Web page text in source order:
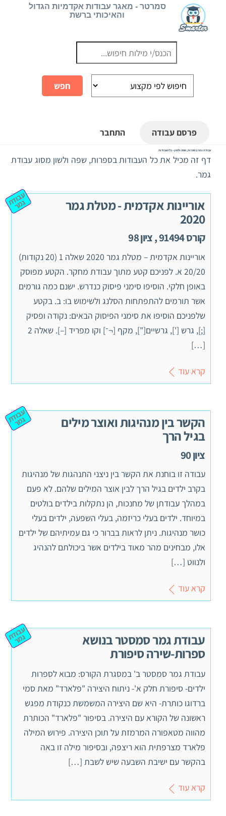
סמרטר - מאגר עבודות אקדמיות הגדול
והאיכותי ברשת
פרסם עבודה התחבר
עבודת גמר בספרות, שפה ולשון - כל העבודות
דף זה מכיל את כל העבודות בספרות, שפה ולשון מסוג עבודת
גמר.
אוריינות אקדמית - מטלת גמר
2020
קורס 91494 , ציון 98
ע
ב
וד
ת ג
מ
ר
אוריינות אקדמית – מטלת גמר 2020 שאלה 1 (20 נקודות)
20/20 א. לפניכם קטע מתוך עבודת מחקר. הקטע מפוסק
באופן חלקי. הוסיפו סימני פיסוק כנדרש. ישנם כמה גורמים
אשר תורמים להתפתחות הסלנג ולשימוש בו: ב. בקטע
שלפניכם הוסיפו את סימני הפיסוק הבאים: נקודה ופסיק
[;], גרש ['], גרשיים["], מקף [¬־] וקו מפריד [–]. שאלה 2
[…]
קרא עוד
הקשר בין מנהיגות ואוצר מילים
בגיל הרך
ציון 90
ע
ב
וד
ת ג
מ
ר
עבודה זו בוחנת את הקשר בין ניצני התנהגות של מנהיגות
בקרב ילדים בגיל הרך לבין אוצר המילים שלהם. לא פעם
במהלך עבודתן של מחנכות, הן נתקלות בילדים בולטים
במיוחד. ילדים בעלי כריזמה, בעלי השפעה, ילדים בעלי
כושר מנהיגות. ניתן לראות בברור כי גם עמיתיהם של ילדים
אלו, מבחינים מהר מאוד בילדים אשר ביכולתם להנהיג
ולנווט […]
קרא עוד
עבודת גמר סמסטר בנושא
ספרות-שירה סיפורת
ע
ב
וד
ת ג
מ
ר
עבודת גמר סמסטר ב' במסגרת הקורס: מבוא לספרות
ילדים- סיפורת חלק א'- ניתוח היצירה "פלארד" מאת סמי
ברדוגו כותרת- היא שם היצירה המשמשת כנקודת מפגש
ראשונה של הקורא עם היצירה. בסיפור "פלארד" הכותרת
מהווה מטאפורה המרמזת על תוכן היצירה. פירוש המילה
פלארד מצרפתית הוא ריצפה, ובסיפור מילה זו באה
בהקשר עם ישיבת השבעה שיש לשבת […]
קרא עוד